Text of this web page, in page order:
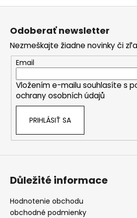
Z
Odoberať newsletter
Nezmeškajte žiadne novinky či
Email
Vložením e-mailu souhlasíte s
ochrany osobních údajů
PRIHLÁSIŤ SA
Důležité informace
Hodnotenie obchodu
obchodné podmienky